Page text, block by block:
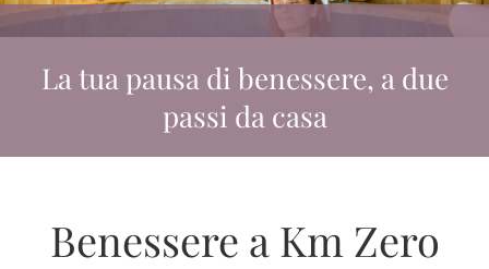
La tua pausa di benessere, a due
passi da casa
Benessere a Km Zero